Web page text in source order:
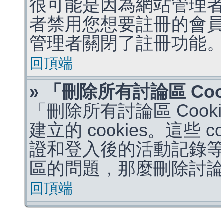
很可能是因為網站管理
者禁用您想要註冊的會
管理者關閉了註冊功能
回頂端
» 「刪除所有討論區
「刪除所有討論區
建立的 cookies。這些
證和登入後的活動記錄
區的問題，那麼刪除討
回頂端